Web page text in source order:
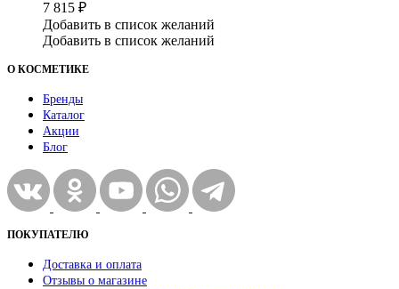
7 815 ₽
Добавить в список желаний
Добавить в список желаний
О КОСМЕТИКЕ
Бренды
Каталог
Акции
Блог
ПОКУПАТЕЛЮ
Доставка и оплата
Отзывы о магазине